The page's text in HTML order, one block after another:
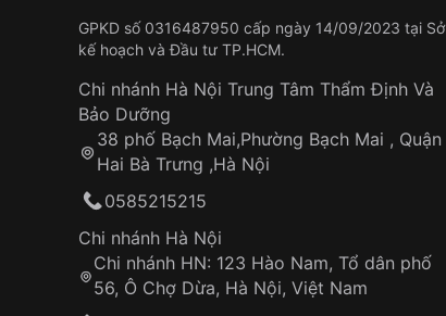
GPKD số 0316487950 cấp ngày 14/09/2023 tại Sở
kế hoạch và Đầu tư TP.HCM.
Chi nhánh Hà Nội Trung Tâm Thẩm Định Và
Bảo Dưỡng
38 phố Bạch Mai,Phường Bạch Mai , Quận
Hai Bà Trưng ,Hà Nội
0585215215
Chi nhánh Hà Nội
Chi nhánh HN: 123 Hào Nam, Tổ dân phố
56, Ô Chợ Dừa, Hà Nội, Việt Nam